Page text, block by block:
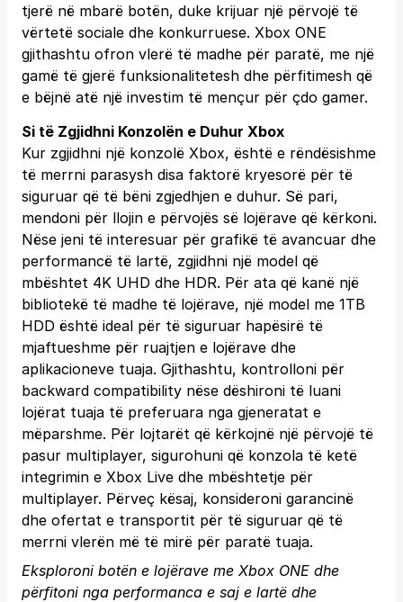
tjerë në mbarë botën, duke krijuar një përvojë të
vërtetë sociale dhe konkurruese. Xbox ONE
gjithashtu ofron vlerë të madhe për paratë, me një
gamë të gjerë funksionalitetesh dhe përfitimesh që
e bëjnë atë një investim të mençur për çdo gamer.
Si të Zgjidhni Konzolën e Duhur Xbox
Kur zgjidhni një konzolë Xbox, është e rëndësishme
të merrni parasysh disa faktorë kryesorë për të
siguruar që të bëni zgjedhjen e duhur. Së pari,
mendoni për llojin e përvojës së lojërave që kërkoni.
Nëse jeni të interesuar për grafikë të avancuar dhe
performancë të lartë, zgjidhni një model që
mbështet 4K UHD dhe HDR. Për ata që kanë një
bibliotekë të madhe të lojërave, një model me 1TB
HDD është ideal për të siguruar hapësirë të
mjaftueshme për ruajtjen e lojërave dhe
aplikacioneve tuaja. Gjithashtu, kontrolloni për
backward compatibility nëse dëshironi të luani
lojërat tuaja të preferuara nga gjeneratat e
mëparshme. Për lojtarët që kërkojnë një përvojë të
pasur multiplayer, sigurohuni që konzola të ketë
integrimin e Xbox Live dhe mbështetje për
multiplayer. Përveç kësaj, konsideroni garancinë
dhe ofertat e transportit për të siguruar që të
merrni vlerën më të mirë për paratë tuaja.
Eksploroni botën e lojërave me Xbox ONE dhe
përfitoni nga performanca e saj e lartë dhe